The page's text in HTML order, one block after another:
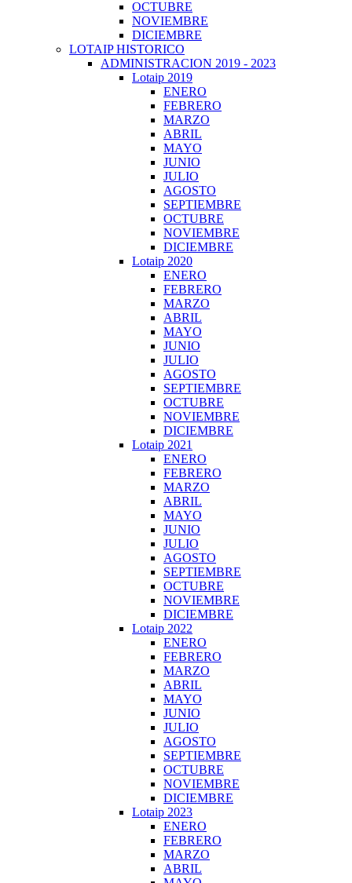
OCTUBRE
NOVIEMBRE
DICIEMBRE
LOTAIP HISTORICO
ADMINISTRACION 2019 - 2023
Lotaip 2019
ENERO
FEBRERO
MARZO
ABRIL
MAYO
JUNIO
JULIO
AGOSTO
SEPTIEMBRE
OCTUBRE
NOVIEMBRE
DICIEMBRE
Lotaip 2020
ENERO
FEBRERO
MARZO
ABRIL
MAYO
JUNIO
JULIO
AGOSTO
SEPTIEMBRE
OCTUBRE
NOVIEMBRE
DICIEMBRE
Lotaip 2021
ENERO
FEBRERO
MARZO
ABRIL
MAYO
JUNIO
JULIO
AGOSTO
SEPTIEMBRE
OCTUBRE
NOVIEMBRE
DICIEMBRE
Lotaip 2022
ENERO
FEBRERO
MARZO
ABRIL
MAYO
JUNIO
JULIO
AGOSTO
SEPTIEMBRE
OCTUBRE
NOVIEMBRE
DICIEMBRE
Lotaip 2023
ENERO
FEBRERO
MARZO
ABRIL